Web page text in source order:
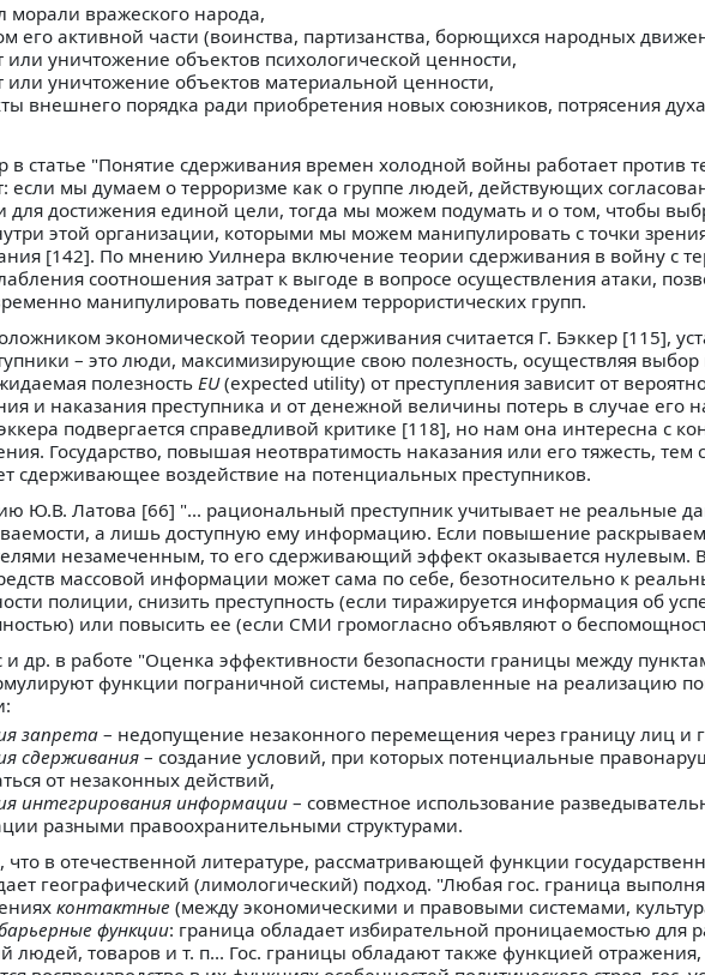
морали вражеского народа,
его активной части (воинства, партизанства, борющихся народных
или уничтожение объектов психологической ценности,
или уничтожение объектов материальной ценности,
внешнего порядка ради приобретения новых союзников, потрясения
в статье "Понятие сдерживания времен холодной войны работает против
если мы думаем о терроризме как о группе людей, действующих
для достижения единой цели, тогда мы можем подумать и о том, чтобы
этой организации, которыми мы можем манипулировать с точки
[142]. По мнению Уилнера включение теории сдерживания в войну с
соотношения затрат к выгоде в вопросе осуществления атаки,
манипулировать поведением террористических групп.
экономической теории сдерживания считается Г. Бэккер [115],
– это люди, максимизирующие свою полезность, осуществляя выбор
полезность EU(expected utility) от преступления зависит от
и наказания преступника и от денежной величины потерь в случае его
подвергается справедливой критике [118], но нам она интересна с
Государство, повышая неотвратимость наказания или его тяжесть, тем
сдерживающее воздействие на потенциальных преступников.
Ю.В. Латова [66] "... рациональный преступник учитывает не реальные
а лишь доступную ему информацию. Если повышение
незамеченным, то его сдерживающий эффект оказывается нулевым.
массовой информации может сама по себе, безотносительно к
полиции, снизить преступность (если тиражируется информация об
или повысить ее (если СМИ громогласно объявляют о
и др. в работе "Оценка эффективности безопасности границы между
функции пограничной системы, направленные на реализацию
запрета – недопущение незаконного перемещения через границу лиц и
сдерживания– создание условий, при которых потенциальные
от незаконных действий,
интегрирования информации – совместное использование
разными правоохранительными структурами.
что в отечественной литературе, рассматривающей функции
географический (лимологический) подход. "Любая гос. граница
контактные (между экономическими и правовыми системами,
функции: граница обладает избирательной проницаемостью для
людей, товаров и т. п... Гос. границы обладают также функцией отражения,